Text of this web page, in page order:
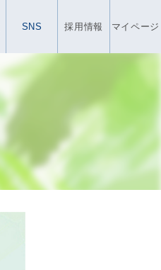
SNS 採用情報 マイページ